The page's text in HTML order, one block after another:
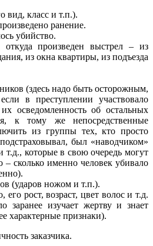
вид, класс и т.п.).
ранение.
убийство.
произведен выстрел – из
из окна квартиры, из подъезда
(здесь надо быть осторожным,
в преступлении участвовало
осведомленность об остальных
к тому же непосредственные
из группы тех, кто просто
был «наводчиком»
которые в свою очередь могут
– сколько именно человек убивало
(ударов ножом и т.п.).
рост, возраст, цвет волос и т.д.
заранее изучает жертву и знает
характерные признаки).
заказчика.